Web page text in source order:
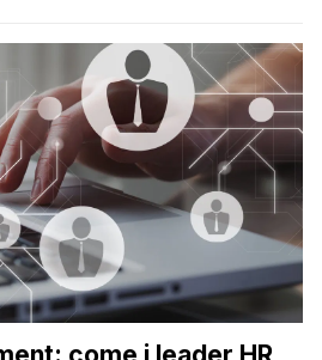
[…]